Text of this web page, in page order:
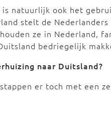
natuurlijk ook het
stelt de Nederlanders
ze in Nederland,
bedriegelijk
naar Duitsland?
er toch met een